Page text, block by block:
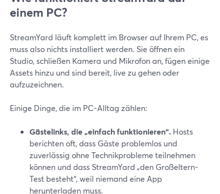
einem PC?
StreamYard läuft komplett im Browser auf Ihrem PC, es
muss also nichts installiert werden. Sie öffnen ein
Studio, schließen Kamera und Mikrofon an, fügen einige
Assets hinzu und sind bereit, live zu gehen oder
aufzuzeichnen.
Einige Dinge, die im PC-Alltag zählen:
Gästelinks, die „einfach funktionieren“. Hosts
berichten oft, dass Gäste problemlos und
zuverlässig ohne Technikprobleme teilnehmen
können und dass StreamYard „den Großeltern-
Test besteht“, weil niemand eine App
herunterladen muss.